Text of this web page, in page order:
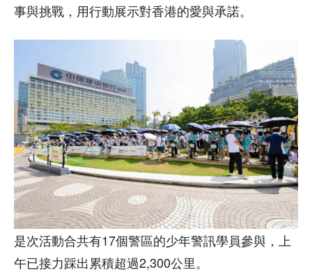
事與挑戰，用行動展示對香港的愛與承諾。
是次活動合共有17個警區的少年警訊學員參與，上
午已接力踩出累積超過2,300公里。